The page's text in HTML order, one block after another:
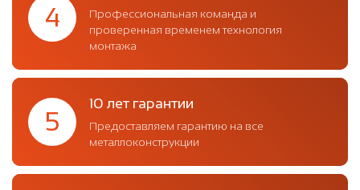
4
Профессиональная команда и
проверенная временем технология
монтажа
5
10 лет гарантии
Предоставляем гарантию на все
металлоконструкции